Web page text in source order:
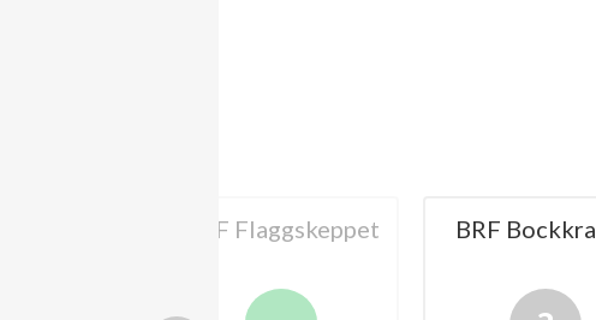
BRF Flaggskeppet BRF Bockkranen